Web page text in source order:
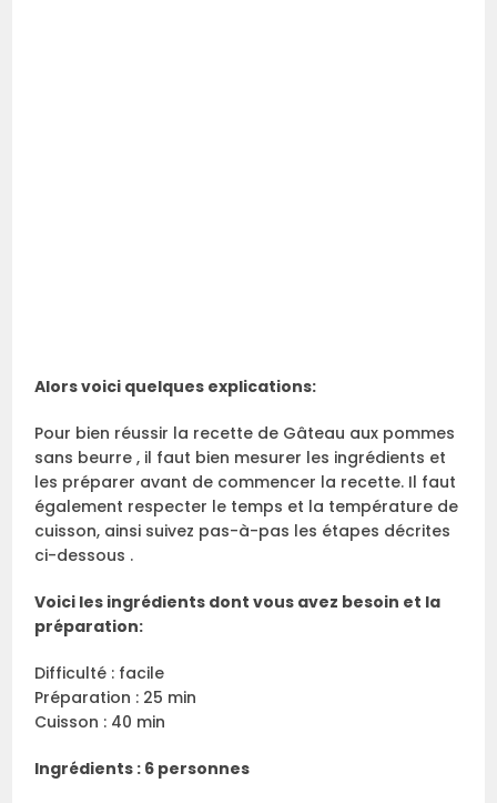
Alors voici quelques explications:
Pour bien réussir la recette de Gâteau aux pommes
sans beurre , il faut bien mesurer les ingrédients et
les préparer avant de commencer la recette. Il faut
également respecter le temps et la température de
cuisson, ainsi suivez pas-à-pas les étapes décrites
ci-dessous .
Voici les ingrédients dont vous avez besoin et la
préparation:
Difficulté : facile
Préparation : 25 min
Cuisson : 40 min
Ingrédients : 6 personnes